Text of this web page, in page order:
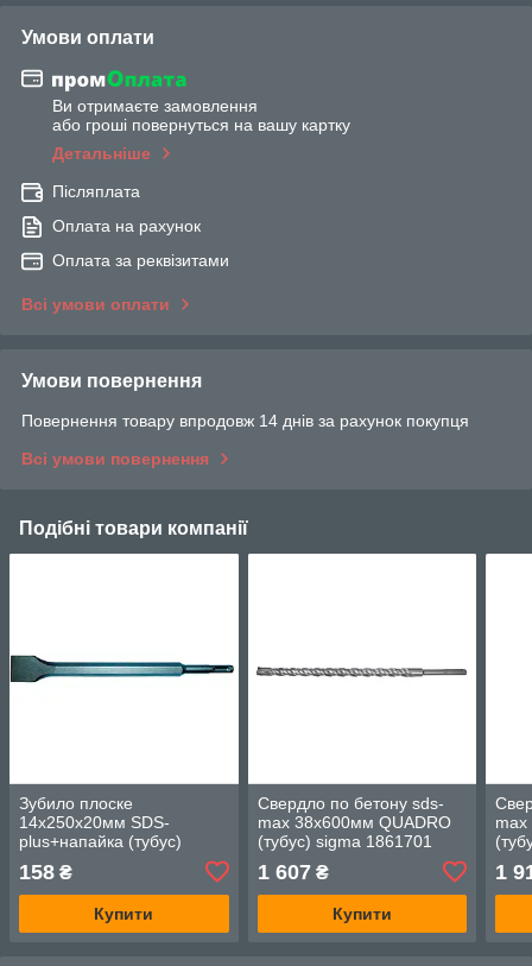
Умови оплати
Ви отримаєте замовлення
або гроші повернуться на вашу картку
Детальніше
Післяплата
Оплата на рахунок
Оплата за реквізитами
Всі умови оплати
Умови повернення
Повернення товару впродовж 14 днів за рахунок покупця
Всі умови повернення
Подібні товари компанії
Зубило плоске
14х250х20мм SDS-
plus+напайка (тубус)
158 ₴
Купити
Свердло по бетону sds-
max 38х600мм QUADRO
(тубус) sigma 1861701
1 607₴
Купити
1